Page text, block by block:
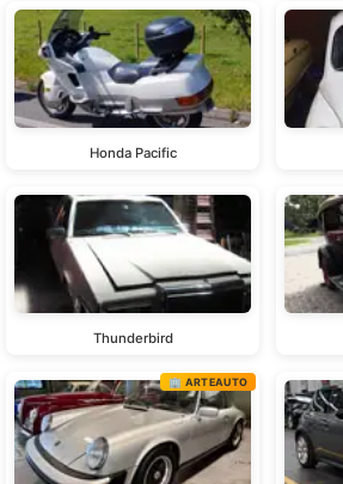
Honda Pacific
Thunderbird
🏢 ARTEAUTO